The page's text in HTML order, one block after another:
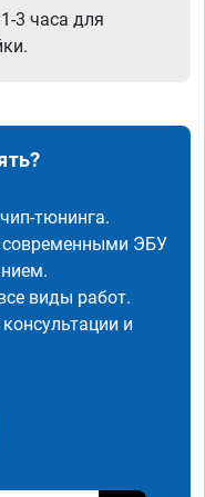
3 часа для
тюнинга.
современными ЭБУ
виды работ.
и